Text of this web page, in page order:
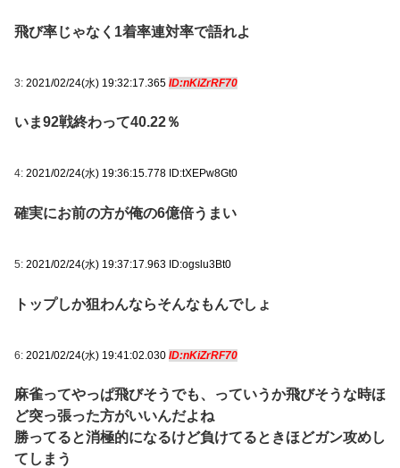
飛び率じゃなく1着率連対率で語れよ
3: 2021/02/24(水) 19:32:17.365 ID:nKiZrRF70
いま92戦終わって40.22％
4: 2021/02/24(水) 19:36:15.778 ID:tXEPw8Gt0
確実にお前の方が俺の6億倍うまい
5: 2021/02/24(水) 19:37:17.963 ID:ogslu3Bt0
トップしか狙わんならそんなもんでしょ
6: 2021/02/24(水) 19:41:02.030 ID:nKiZrRF70
麻雀ってやっぱ飛びそうでも、っていうか飛びそうな時ほ
ど突っ張った方がいいんだよね
勝ってると消極的になるけど負けてるときほどガン攻めし
てしまう